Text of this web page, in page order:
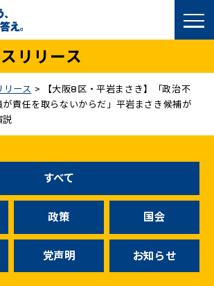
リリース
リース >
【大阪8区・平岩まさき】「政治不
責任を取らないからだ」平岩まさき候補が
説
すべて
政策 国会
党声明 お知らせ